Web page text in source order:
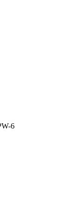
6